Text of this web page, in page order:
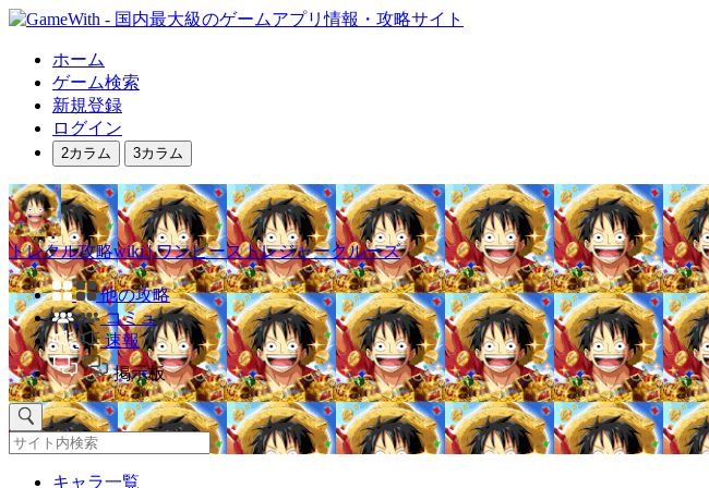
ホーム
ゲーム検索
新規登録
ログイン
2カラム 3カラム
トレクル攻略wiki | ワンピーストレジャークルーズ
他の攻略
コミュ
速報
掲示板
キャラ一覧